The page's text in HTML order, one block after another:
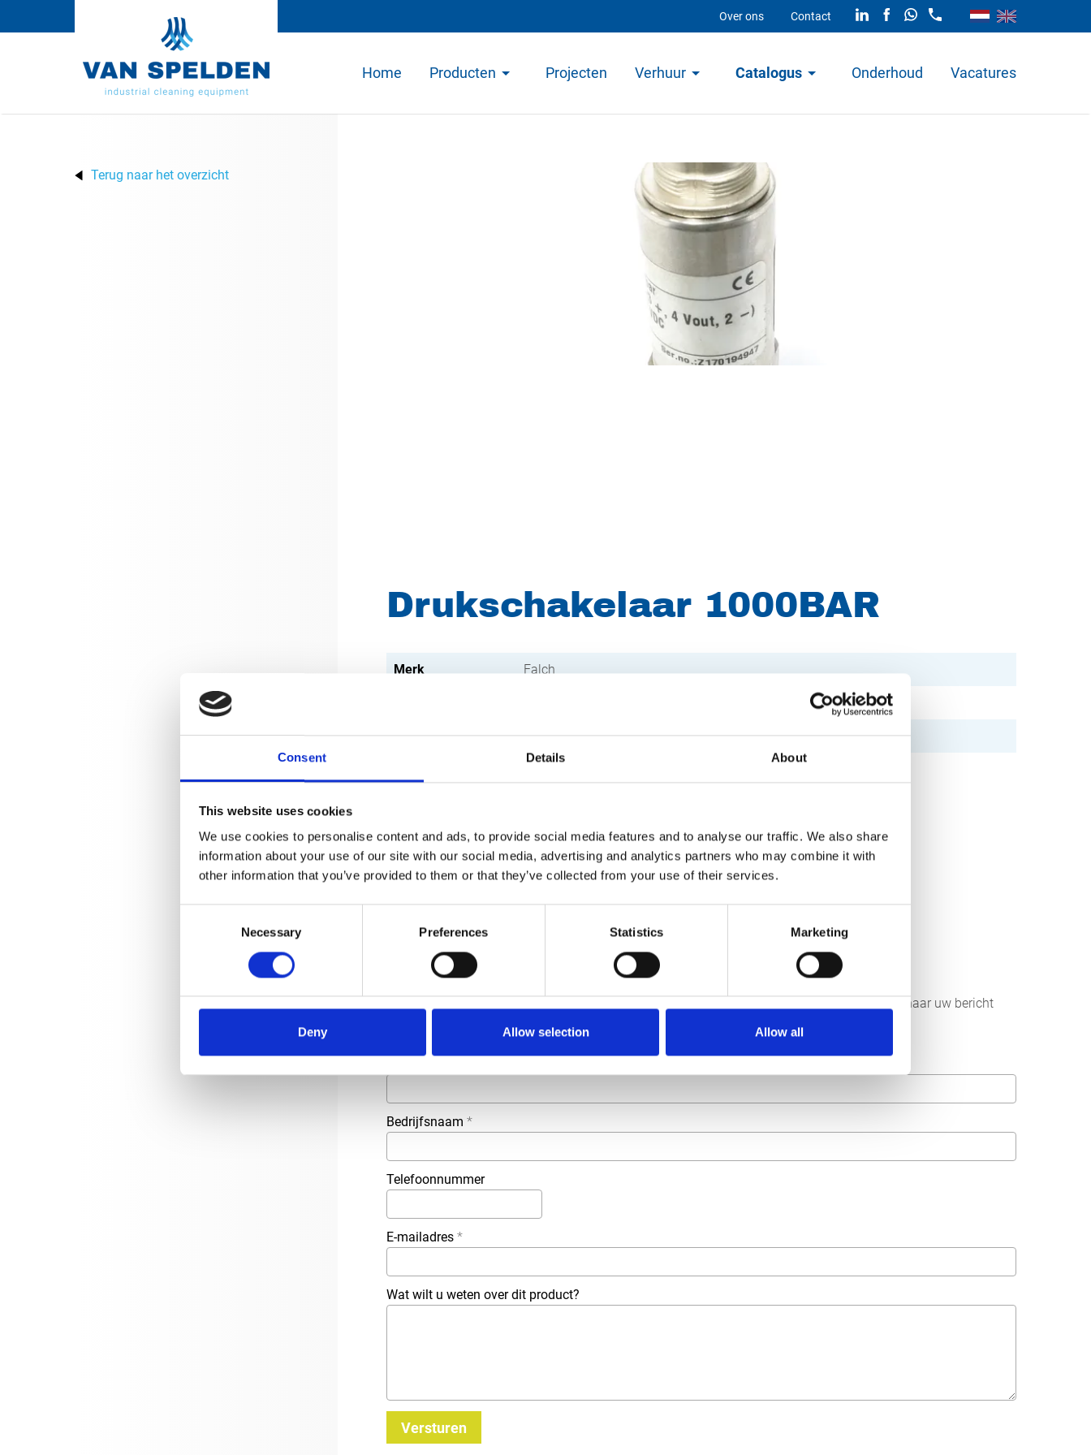
Consent Details About
This website uses cookies
We use cookies to personalise content and ads, to provide social media features and to analyse our traffic. We also share
information about your use of our site with our social media, advertising and analytics partners who may combine it with
other information that you’ve provided to them or that they’ve collected from your use of their services.
Necessary Preferences Statistics Marketing
Deny Allow selection Allow all
Over ons Contact
Home Producten Projecten Verhuur Catalogus Onderhoud Vacatures
Terug naar het overzicht
Drukschakelaar 1000BAR
Merk Falch
Type E1700120
Meer informatie?
Alle vragen en opmerkingen kunt u via onderstaand formulier aan ons sturen. Wij streven ernaar uw bericht
binnen 1 werkdag te beantwoorden.
Bedrijfsnaam *
Telefoonnummer
E-mailadres *
Wat wilt u weten over dit product?
Versturen